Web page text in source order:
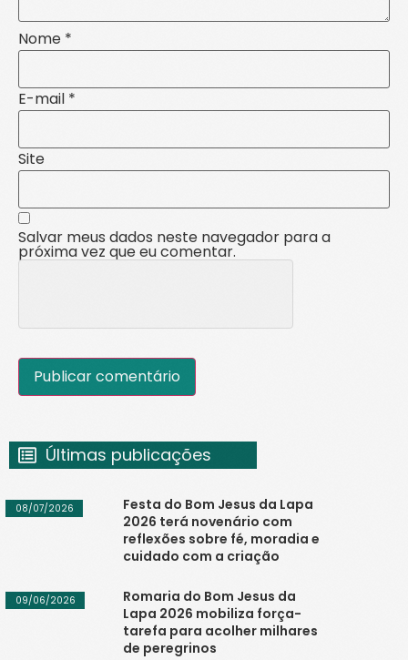
Nome *
E-mail *
Site
Salvar meus dados neste navegador para a
próxima vez que eu comentar.
Últimas publicações
Festa do Bom Jesus da Lapa
2026 terá novenário com
reflexões sobre fé, moradia e
cuidado com a criação
08/07/2026
Romaria do Bom Jesus da
Lapa 2026 mobiliza força-
tarefa para acolher milhares
de peregrinos
09/06/2026